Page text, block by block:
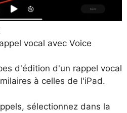
vocal avec Voice
d'édition d'un rappel vocal
à celles de l'iPad.
sélectionnez dans la